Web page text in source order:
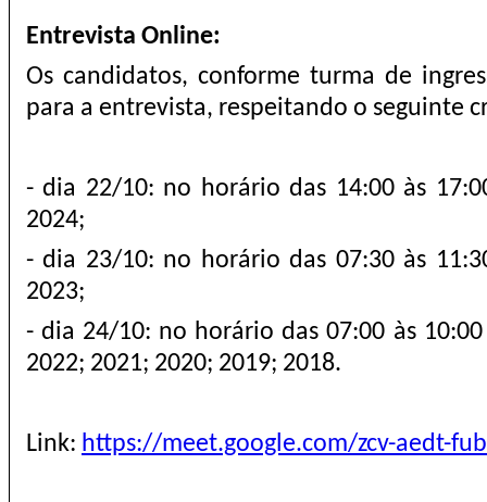
Entrevista Online:
Os candidatos, conforme turma de
para a entrevista, respeitando o seguinte
- dia 22/10: no horário das 14:00 às
2024;
- dia 23/10: no horário das 07:30 às
2023;
- dia 24/10: no horário das 07:00 às
2022; 2021; 2020; 2019; 2018.
Link: https://meet.google.com/zcv-aedt-fub